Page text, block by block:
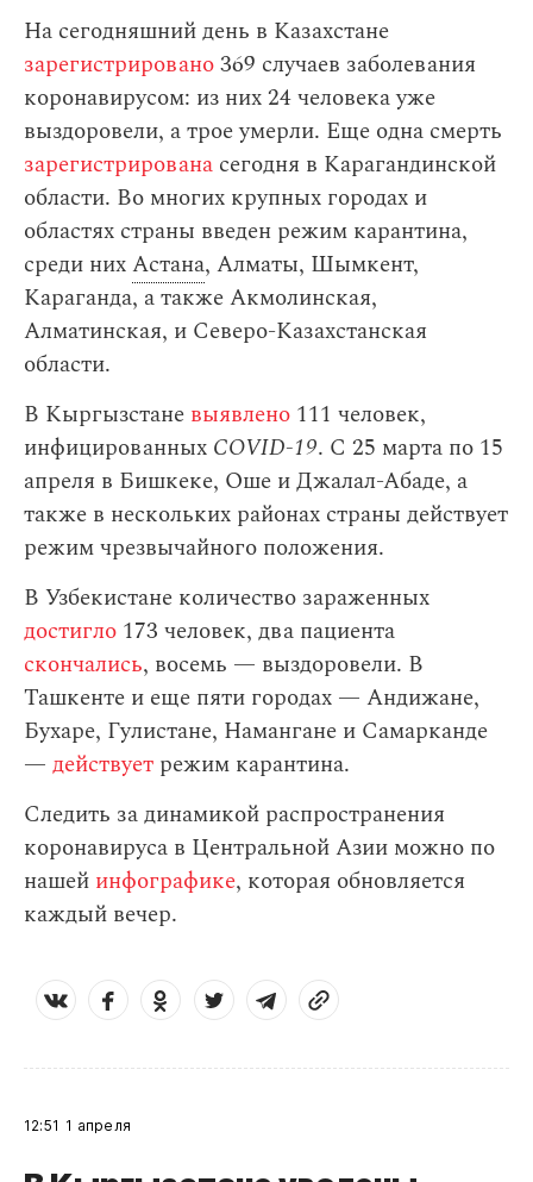
На сегодняшний день в Казахстане
зарегистрировано369 случаев заболевания
коронавирусом: из них 24 человека уже
выздоровели, а трое умерли. Еще одна смерть
зарегистрирована сегодня в Карагандинской
области. Во многих крупных городах и
областях страны введен режим карантина,
среди нихАстана, Алматы, Шымкент,
Караганда, а также Акмолинская,
Алматинская, и Северо-Казахстанская
области.
В Кыргызстане выявлено 111 человек,
инфицированных COVID-19. С 25 марта по 15
апреля в Бишкеке, Оше и Джалал-Абаде, а
также в нескольких районах страны действует
режим чрезвычайного положения.
В Узбекистане количество зараженных
достигло 173 человек, два пациента
скончались, восемь — выздоровели. В
Ташкенте и еще пяти городах — Андижане,
Бухаре, Гулистане, Намангане и Самарканде
— действует режим карантина.
Следить за динамикой распространения
коронавируса в Центральной Азии можно по
нашей инфографике, которая обновляется
каждый вечер.
12:51 1 апреля